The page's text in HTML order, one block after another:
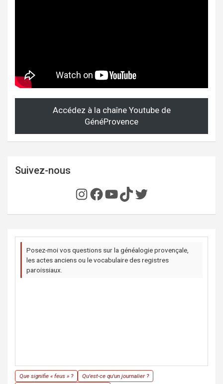
Accédez à la chaîne Youtube de
GénéProvence
Suivez-nous
Instagram
Facebook
YouTube
TikTok
Twitter
Posez-moi vos questions sur la généalogie provençale,
les actes anciens ou le vocabulaire des registres
paroissiaux.
Que signifie « feus » ?
Qu'est-ce qu'un journalier ?